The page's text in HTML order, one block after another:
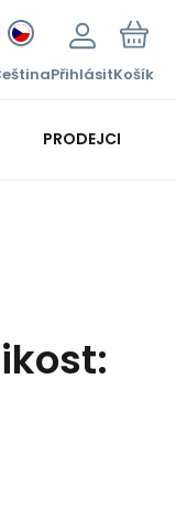
PřihlásitKošík
PRODEJCI